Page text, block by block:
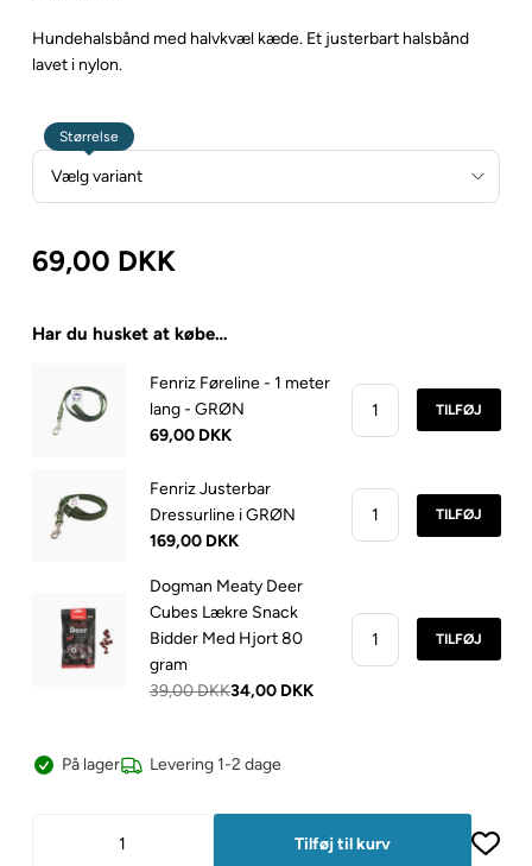
Hundehalsbånd med halvkvæl kæde. Et justerbart halsbånd
lavet i nylon.
Størrelse
69,00 DKK
Har du husket at købe…
TILFØJ
Fenriz Føreline - 1 meter
lang - GRØN
69,00 DKK
TILFØJ
Fenriz Justerbar
Dressurline i GRØN
169,00 DKK
TILFØJ
Dogman Meaty Deer
Cubes Lækre Snack
Bidder Med Hjort 80
gram
34,00 DKK
39,00 DKK
På lager Levering 1-2 dage